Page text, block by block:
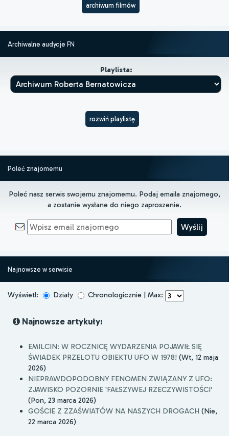
archiwum filmów
Archiwalne audycje FN
Playlista:
rozwiń playlistę
Poleć znajomemu
Poleć nasz serwis swojemu znajomemu. Podaj emaila znajomego,
a zostanie wysłane do niego zaproszenie.
Najnowsze w serwisie
Wyświetl: Działy Chronologicznie | Max:
Najnowsze artykuły:
EMILCIN: W ROCZNICĘ WYDARZENIA POJAWIŁ SIĘ
ŚWIADEK PRZELOTU OBIEKTU UFO W 1978! (Wt, 12 maja
2026)
NIEPRAWDOPODOBNY FENOMEN ZWIĄZANY Z UFO:
ZJAWISKO POZORNIE 'FAŁSZYWEJ RZECZYWISTOŚCI'
(Pon, 23 marca 2026)
GOŚCIE Z ZZAŚWIATÓW NA NASZYCH DROGACH (Nie,
22 marca 2026)